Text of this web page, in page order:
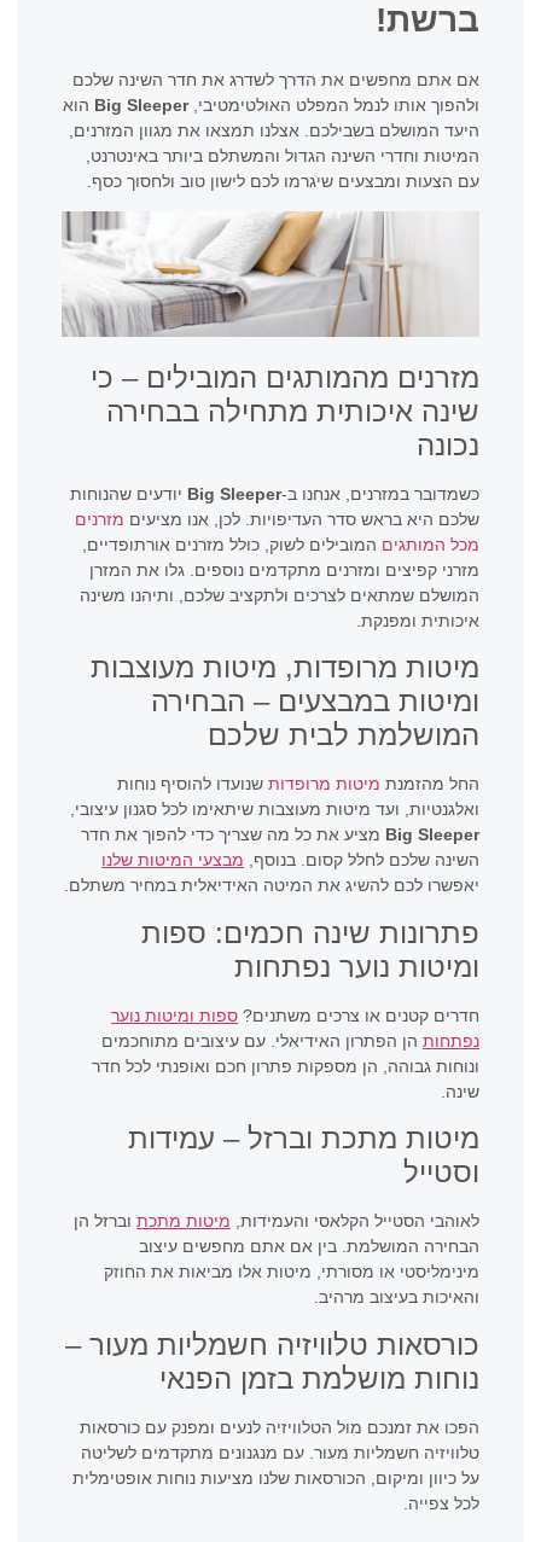
ברשת!
אם אתם מחפשים את הדרך לשדרג את חדר השינה שלכם
ולהפוך אותו לנמל המפלט האולטימטיבי,Big Sleeper הוא
היעד המושלם בשבילכם. אצלנו תמצאו את מגוון המזרנים,
המיטות וחדרי השינה הגדול והמשתלם ביותר באינטרנט,
עם הצעות ומבצעים שיגרמו לכם לישון טוב ולחסוך כסף.
מזרנים מהמותגים המובילים – כי
שינה איכותית מתחילה בבחירה
נכונה
כשמדובר במזרנים, אנחנו ב-Big Sleeper יודעים שהנוחות
שלכם היא בראש סדר העדיפויות. לכן, אנו מציעים מזרנים
מכל המותגים המובילים לשוק, כולל מזרנים אורתופדיים,
מזרני קפיצים ומזרנים מתקדמים נוספים. גלו את המזרן
המושלם שמתאים לצרכים ולתקציב שלכם, ותיהנו משינה
איכותית ומפנקת.
מיטות מרופדות, מיטות מעוצבות
ומיטות במבצעים – הבחירה
המושלמת לבית שלכם
החל מהזמנת מיטות מרופדותשנועדו להוסיף נוחות
ואלגנטיות, ועד מיטות מעוצבות שיתאימו לכל סגנון עיצובי,
Big Sleeper מציע את כל מה שצריך כדי להפוך את חדר
השינה שלכם לחלל קסום. בנוסף, מבצעי המיטות שלנו
יאפשרו לכם להשיג את המיטה האידיאלית במחיר משתלם.
פתרונות שינה חכמים: ספות
ומיטות נוער נפתחות
חדרים קטנים או צרכים משתנים? ספות ומיטות נוער
נפתחותהן הפתרון האידיאלי. עם עיצובים מתוחכמים
ונוחות גבוהה, הן מספקות פתרון חכם ואופנתי לכל חדר
שינה.
מיטות מתכת וברזל – עמידות
וסטייל
לאוהבי הסטייל הקלאסי והעמידות, מיטות מתכתוברזל הן
הבחירה המושלמת. בין אם אתם מחפשים עיצוב
מינימליסטי או מסורתי, מיטות אלו מביאות את החוזק
והאיכות בעיצוב מרהיב.
כורסאות טלוויזיה חשמליות מעור –
נוחות מושלמת בזמן הפנאי
הפכו את זמנכם מול הטלוויזיה לנעים ומפנק עם כורסאות
טלוויזיה חשמליות מעור. עם מנגנונים מתקדמים לשליטה
על כיוון ומיקום, הכורסאות שלנו מציעות נוחות אופטימלית
לכל צפייה.